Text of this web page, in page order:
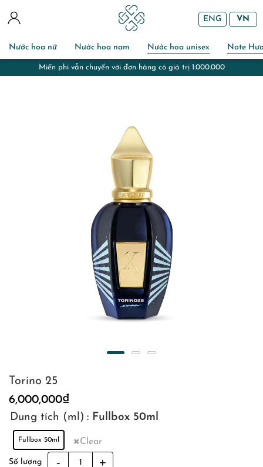
Nước hoa nữ Nước hoa nam Nước hoa unisex Note
ENG VN
Miến phi vẫn chuyển với đơn hàng có giá trị 1.000.000
Torino 25
6,000,000₫
Dung tích (ml) : Fullbox 50ml
Fullbox 50ml Clear
Số lượng